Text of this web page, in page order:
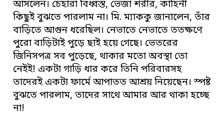
আসলেন। চেহারা বিধ্বস্ত, ভেজা শরীর, কাহিনী
কিছুই বুঝতে পারলাম না। মি. ম্যাককু জানালেন, তাঁর
বাড়িতে আগুন ধরেছিল। নেভাতে নেভাতে ততক্ষণে
পুরো বাড়িটাই পুড়ে ছাই হয়ে গেছে। ভেতরের
জিনিসপত্র সব পুড়েছে, থাকার মতো অবস্থা তো
নেইই! একটা গাড়ি ধার করে তিনি পরিবারসহ
তাদেরই একটা ফার্মে আপাতত আশ্রয় নিয়েছেন। স্পষ্ট
বুঝতে পারলাম, তাদের সাথে আমার আর থাকা হচ্ছে
না!